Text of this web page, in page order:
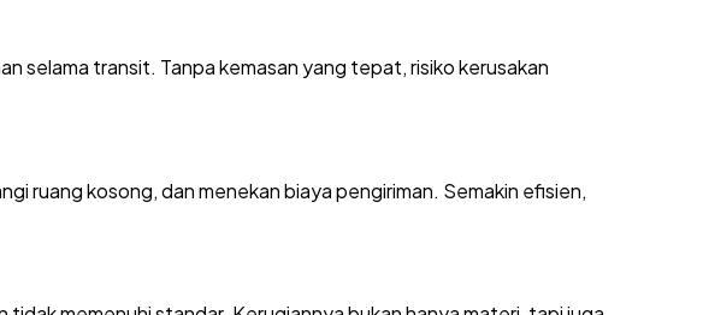
selama transit. Tanpa kemasan yang tepat, risiko kerusakan
ruang kosong, dan menekan biaya pengiriman. Semakin efisien,